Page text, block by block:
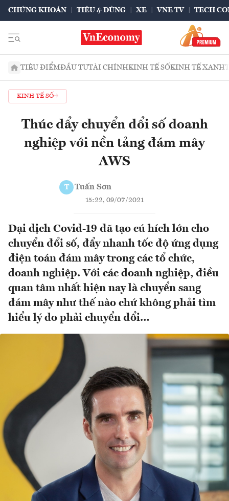
CHỨNG KHOÁN TIÊU & DÙNG XE VNE TV TECH
TIÊU ĐIỂMĐẦU TƯTÀI CHÍNHKINH TẾ SỐKINH TẾ XANH
KINH TẾ SỐ
Thúc đẩy chuyển đổi số doanh
nghiệp với nền tảng đám mây
AWS
T Tuấn Sơn
15:22, 09/07/2021
Đại dịch Covid-19 đã tạo cú hích lớn cho
chuyển đổi số, đẩy nhanh tốc độ ứng dụng
điện toán đám mây trong các tổ chức,
doanh nghiệp. Với các doanh nghiệp, điều
quan tâm nhất hiện nay là chuyển sang
đám mây như thế nào chứ không phải tìm
hiểu lý do phải chuyển đổi…